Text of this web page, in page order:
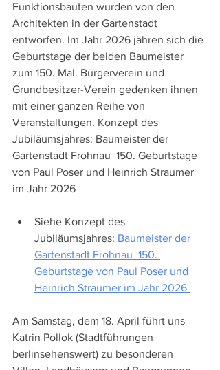
Funktionsbauten wurden von den
Architekten in der Gartenstadt
entworfen. Im Jahr 2026 jähren sich die
Geburtstage der beiden Baumeister
zum 150. Mal. Bürgerverein und
Grundbesitzer-Verein gedenken ihnen
mit einer ganzen Reihe von
Veranstaltungen. Konzept des
Jubiläumsjahres: Baumeister der
Gartenstadt Frohnau  150. Geburtstage
von Paul Poser und Heinrich Straumer
im Jahr 2026
Siehe Konzept des
Jubiläumsjahres: Baumeister der
Gartenstadt Frohnau  150.
Geburtstage von Paul Poser und
Heinrich Straumer im Jahr 2026
Am Samstag, dem 18. April führt uns
Katrin Pollok (Stadtführungen
berlinsehenswert) zu besonderen